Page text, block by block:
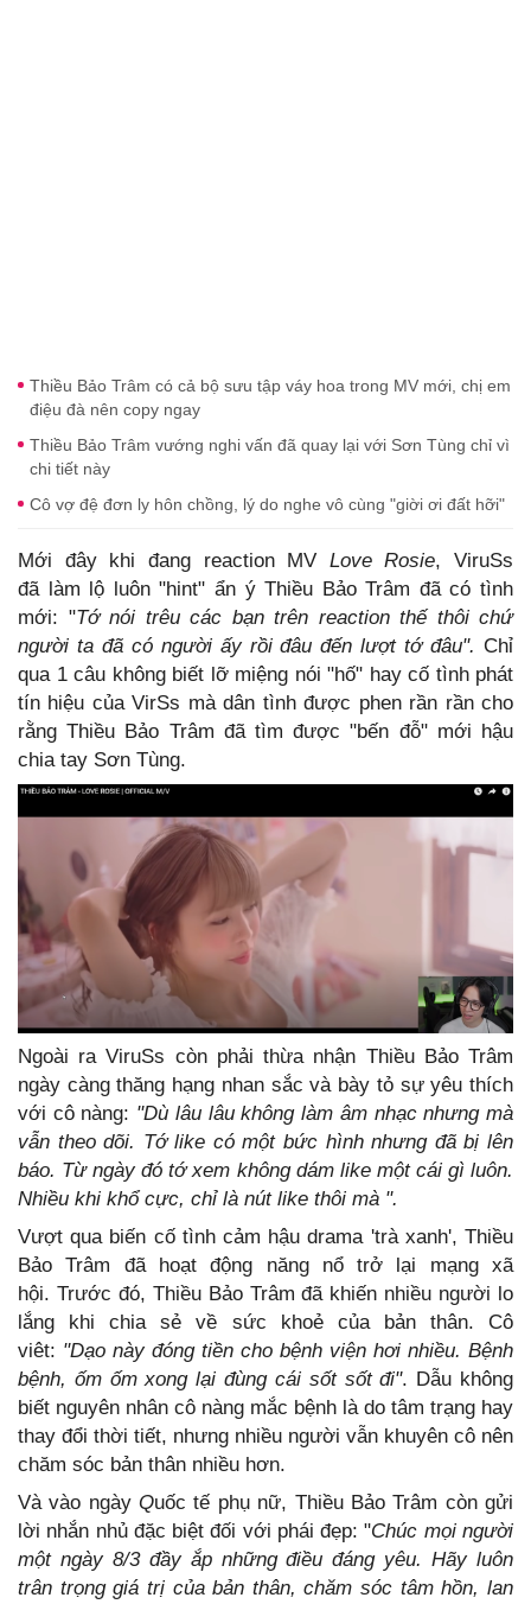
Thiều Bảo Trâm có cả bộ sưu tập váy hoa trong MV mới, chị em
điệu đà nên copy ngay
Thiều Bảo Trâm vướng nghi vấn đã quay lại với Sơn Tùng chỉ vì
chi tiết này
Cô vợ đệ đơn ly hôn chồng, lý do nghe vô cùng "giời ơi đất hỡi"
Mới đây khi đang reaction MV Love Rosie, ViruSs
đã làm lộ luôn "hint" ẩn ý Thiều Bảo Trâm đã có tình
mới: "Tớ nói trêu các bạn trên reaction thế thôi chứ
người ta đã có người ấy rồi đâu đến lượt tớ đâu". Chỉ
qua 1 câu không biết lỡ miệng nói "hố" hay cố tình phát
tín hiệu của VirSs mà dân tình được phen rần rần cho
rằng Thiều Bảo Trâm đã tìm được "bến đỗ" mới hậu
chia tay Sơn Tùng.
Ngoài ra ViruSs còn phải thừa nhận Thiều Bảo Trâm
ngày càng thăng hạng nhan sắc và bày tỏ sự yêu thích
với cô nàng: "Dù lâu lâu không làm âm nhạc nhưng mà
vẫn theo dõi. Tớ like có một bức hình nhưng đã bị lên
báo. Từ ngày đó tớ xem không dám like một cái gì luôn.
Nhiều khi khổ cực, chỉ là nút like thôi mà ".
Vượt qua biến cố tình cảm hậu drama 'trà xanh', Thiều
Bảo Trâm đã hoạt động năng nổ trở lại mạng xã
hội. Trước đó, Thiều Bảo Trâm đã khiến nhiều người lo
lắng khi chia sẻ về sức khoẻ của bản thân. Cô
viêt: "Dạo này đóng tiền cho bệnh viện hơi nhiều. Bệnh
bệnh, ốm ốm xong lại đùng cái sốt sốt đi". Dẫu không
biết nguyên nhân cô nàng mắc bệnh là do tâm trạng hay
thay đổi thời tiết, nhưng nhiều người vẫn khuyên cô nên
chăm sóc bản thân nhiều hơn.
Và vào ngàyQuốc tế phụ nữ, Thiều Bảo Trâm còn gửi
lời nhắn nhủ đặc biệt đối với phái đẹp: "Chúc mọi người
một ngày 8/3 đầy ắp những điều đáng yêu. Hãy luôn
trân trọng giá trị của bản thân, chăm sóc tâm hồn, lan